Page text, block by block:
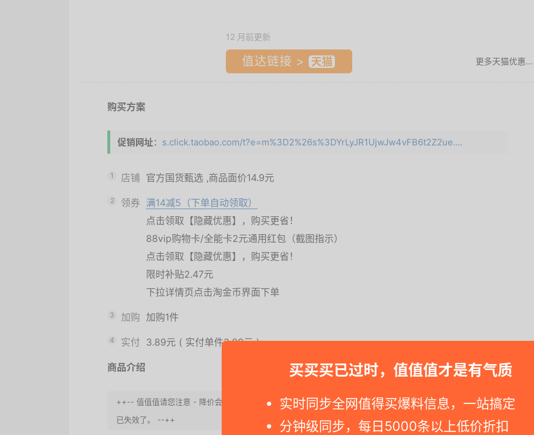
买买买已过时，值值值才是有气质
实时同步全网值得买爆料信息，一站搞定
分钟级同步，每日5000条以上低价折扣
12 月前更新
值达链接 > 更多天猫优惠...
购买方案
促销网址： s.click.taobao.com/t?e=m%3D2%26s%3DYrLyJR1UjwJw4vFB6t2Z2ue....
1 店铺 官方国货甄选 ,商品面价14.9元
2 领券 满14减5（下单自动领取）
点击领取【隐藏优惠】，购买更省！
88vip购物卡/全能卡2元通用红包（截图指示）
点击领取【隐藏优惠】，购买更省！
限时补贴2.47元
下拉详情页点击淘金币界面下单
3 加购 加购1件
4 实付 3.89元 ( 实付单件3.89元 )
商品介绍
++-- 值值值请您注意 - 降价会过期，请快点冲. 若是您点击天猫旗舰店活动网页显示价格已变化, 可能就是降价
已失效了。 --++